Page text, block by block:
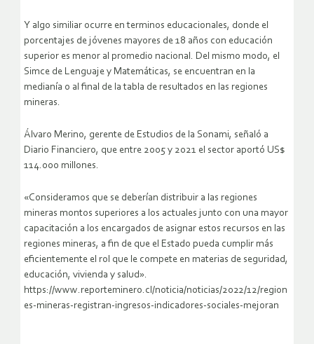
Y algo similiar ocurre en terminos educacionales, donde el
porcentajes de jóvenes mayores de 18 años con educación
superior es menor al promedio nacional. Del mismo modo, el
Simce de Lenguaje y Matemáticas, se encuentran en la
medianía o al final de la tabla de resultados en las regiones
mineras.
Álvaro Merino, gerente de Estudios de la Sonami, señaló a
Diario Financiero, que entre 2005 y 2021 el sector aportó US$
114.000 millones.
«Consideramos que se deberían distribuir a las regiones
mineras montos superiores a los actuales junto con una mayor
capacitación a los encargados de asignar estos recursos en las
regiones mineras, a fin de que el Estado pueda cumplir más
eficientemente el rol que le compete en materias de seguridad,
educación, vivienda y salud».
https://www.reporteminero.cl/noticia/noticias/2022/12/region
es-mineras-registran-ingresos-indicadores-sociales-mejoran